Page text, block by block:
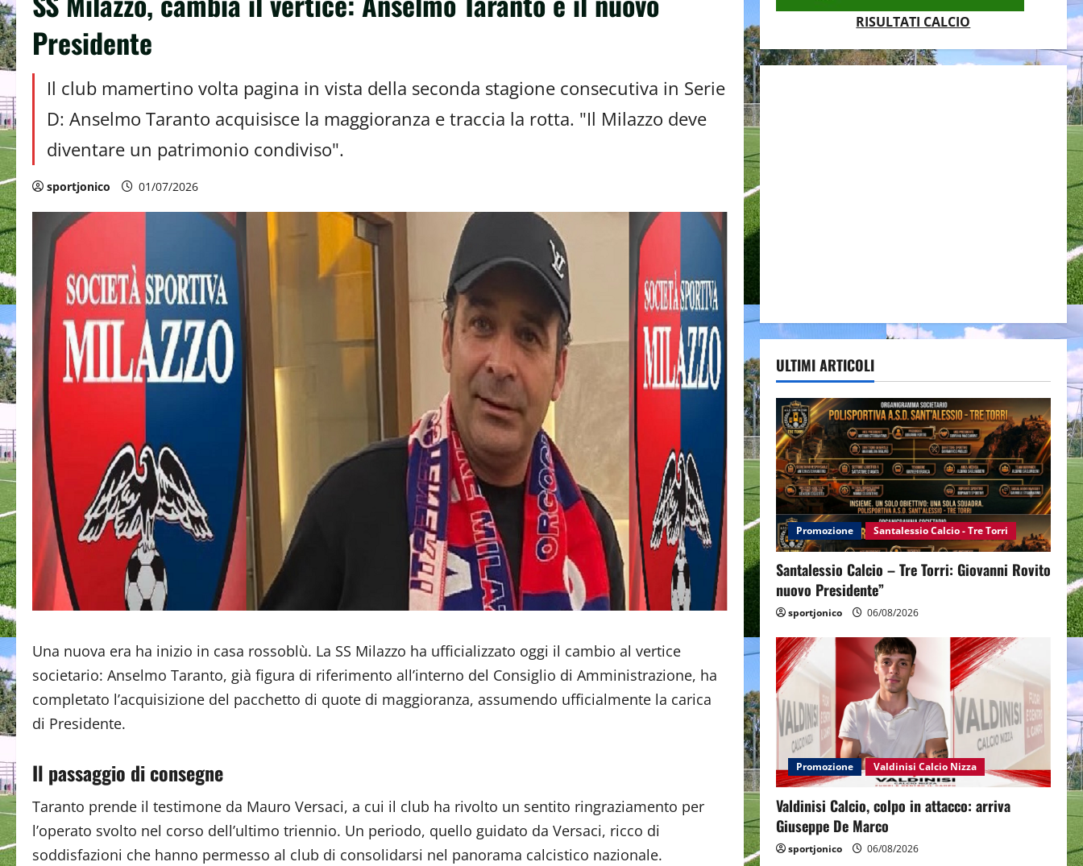
Presidente
Il club mamertino volta pagina in vista della seconda stagione consecutiva in Serie
D: Anselmo Taranto acquisisce la maggioranza e traccia la rotta. "Il Milazzo deve
diventare un patrimonio condiviso".
sportjonico 01/07/2026
Una nuova era ha inizio in casa rossoblù. La SS Milazzo ha ufficializzato oggi il cambio al vertice
societario: Anselmo Taranto, già figura di riferimento all’interno del Consiglio di Amministrazione, ha
completato l’acquisizione del pacchetto di quote di maggioranza, assumendo ufficialmente la carica
di Presidente.
Il passaggio di consegne
Taranto prende il testimone da Mauro Versaci, a cui il club ha rivolto un sentito ringraziamento per
l’operato svolto nel corso dell’ultimo triennio. Un periodo, quello guidato da Versaci, ricco di
soddisfazioni che hanno permesso al club di consolidarsi nel panorama calcistico nazionale.
RISULTATI CALCIO
ULTIMI ARTICOLI
Promozione Santalessio Calcio - Tre Torri
Santalessio Calcio – Tre Torri: Giovanni Rovito
nuovo Presidente”
sportjonico 06/08/2026
Promozione Valdinisi Calcio Nizza
Valdinisi Calcio, colpo in attacco: arriva
Giuseppe De Marco
sportjonico 06/08/2026